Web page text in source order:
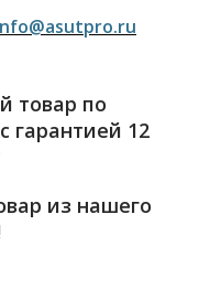
товар по
гарантией 12
из нашего